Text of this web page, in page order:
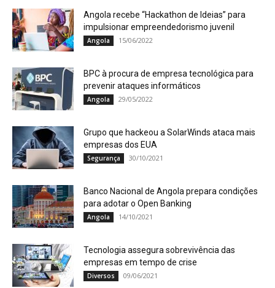
Angola recebe “Hackathon de Ideias” para
impulsionar empreendedorismo juvenil
Angola 15/06/2022
BPC à procura de empresa tecnológica para
prevenir ataques informáticos
Angola 29/05/2022
Grupo que hackeou a SolarWinds ataca mais
empresas dos EUA
Segurança 30/10/2021
Banco Nacional de Angola prepara condições
para adotar o Open Banking
Angola 14/10/2021
Tecnologia assegura sobrevivência das
empresas em tempo de crise
Diversos 09/06/2021